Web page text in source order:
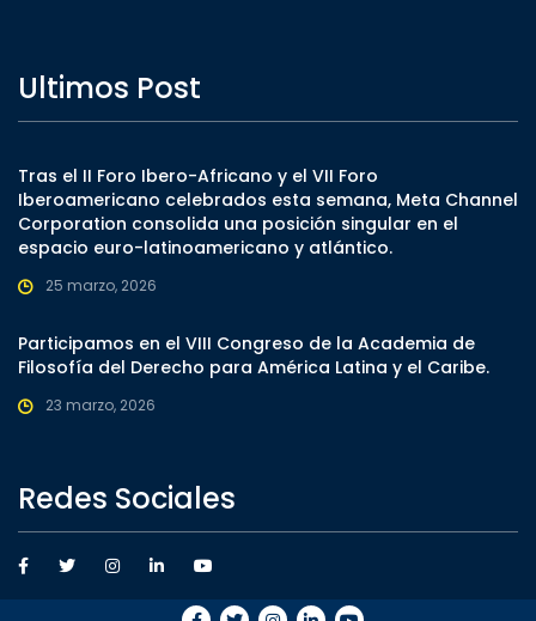
Ultimos Post
Tras el II Foro Ibero-Africano y el VII Foro
Iberoamericano celebrados esta semana, Meta Channel
Corporation consolida una posición singular en el
espacio euro-latinoamericano y atlántico.
25 marzo, 2026
Participamos en el VIII Congreso de la Academia de
Filosofía del Derecho para América Latina y el Caribe.
23 marzo, 2026
Redes Sociales